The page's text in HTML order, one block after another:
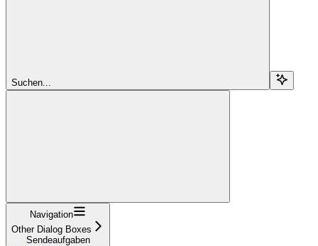
Suchen...
Navigation
Other Dialog Boxes
Sendeaufgaben